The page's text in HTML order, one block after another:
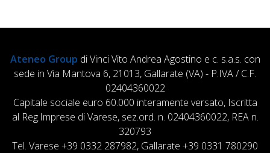
Ateneo Group di Vinci Vito Andrea Agostino e c. s.a.s. con
sede in Via Mantova 6, 21013, Gallarate (VA) - P.IVA / C.F.
02404360022
Capitale sociale euro 60.000 interamente versato, Iscritta
al Reg.Imprese di Varese, sez.ord. n. 02404360022, REA n.
320793
Tel. Varese +39 0332 287982, Gallarate +39 0331 780290